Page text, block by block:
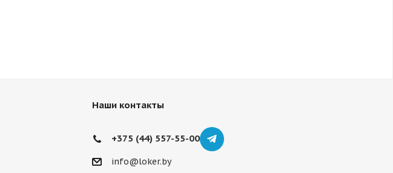
Наши контакты
+375 (44) 557-55-00
info@loker.by